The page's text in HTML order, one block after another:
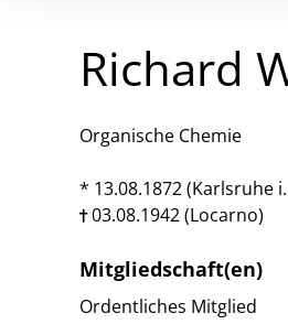
Richard
Organische Chemie
* 13.08.1872 (Karlsruhe i.
03.08.1942 (Locarno)
Mitgliedschaft(en)
Ordentliches Mitglied